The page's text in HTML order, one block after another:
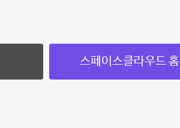
스페이스클라우드 홈